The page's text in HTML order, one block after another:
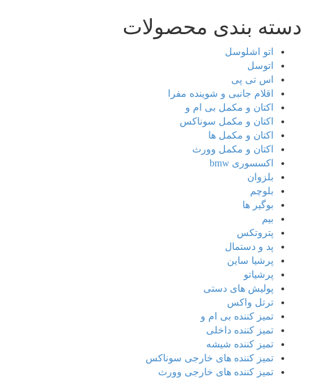
بندی محصولات
اتو اشلوسل
اتوسل
اس تی پی
اقلام جانبی و شوینده مفرا
اکتان و مکمل بی ام و
اکتان و مکمل سوناکس
اکتان و مکمل ها
اکتان و مکمل وورث
اکسسوری bmw
بلزوان
بلوچم
بوگیر ها
پتروتکس
پد و دستمال
پرشیا ساین
پرشیاتو
پولیش های دستی
ترتل واکس
تمیز کننده بی ام و
تمیز کننده داخلی
تمیز کننده شیشه
تمیز کننده های خارجی سوناکس
تمیز کننده های خارجی وورث